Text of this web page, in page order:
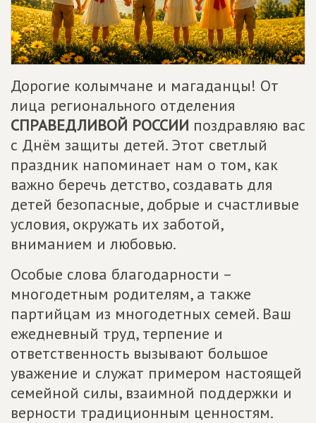
Дорогие колымчане и магаданцы! От
лица регионального отделения
СПРАВЕДЛИВОЙ РОССИИ поздравляю вас
с Днём защиты детей. Этот светлый
праздник напоминает нам о том, как
важно беречь детство, создавать для
детей безопасные, добрые и счастливые
условия, окружать их заботой,
вниманием и любовью.
Особые слова благодарности –
многодетным родителям, а также
партийцам из многодетных семей. Ваш
ежедневный труд, терпение и
ответственность вызывают большое
уважение и служат примером настоящей
семейной силы, взаимной поддержки и
верности традиционным ценностям.